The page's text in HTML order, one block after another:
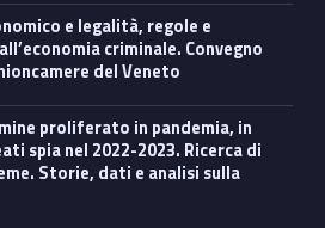
criminale. Convegno
del Veneto
spia nel 2022-2023. Ricerca di
Storie, dati e analisi sulla